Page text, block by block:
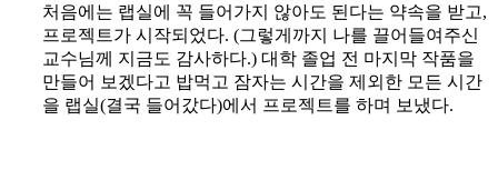
처음에는 랩실에 꼭 들어가지 않아도 된다는 약속을 받고,
프로젝트가 시작되었다. (그렇게까지 나를 끌어들여주신
교수님께 지금도 감사하다.) 대학 졸업 전 마지막 작품을
만들어 보겠다고 밥먹고 잠자는 시간을 제외한 모든 시간
을 랩실(결국 들어갔다)에서 프로젝트를 하며 보냈다.